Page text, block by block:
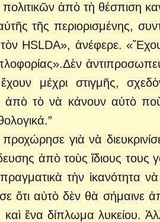
ἀπὸ τὴ θέσπιση
τῆς περιορισμένης,
HSLDA», ἀνέφερε.
μέχρι στιγμῆς,
τὸ νὰ κάνουν αὐτὸ
γιὰ νὰ
ἀπὸ τοὺς ἴδιους τους
τὴν ἱκανότητα
ὅτι αὐτὸ δὲν θὰ σήμαινε
ἕνα δίπλωμα λυκείου.